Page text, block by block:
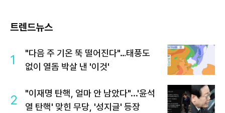
트렌드뉴스
1
"다음 주 기온 뚝 떨어진다"…태풍도
없이 열돔 박살 낸 '이것'
2
"이재명 탄핵, 얼마 안 남았다"...'윤석
열 탄핵' 맞힌 무당, '성지글' 등장